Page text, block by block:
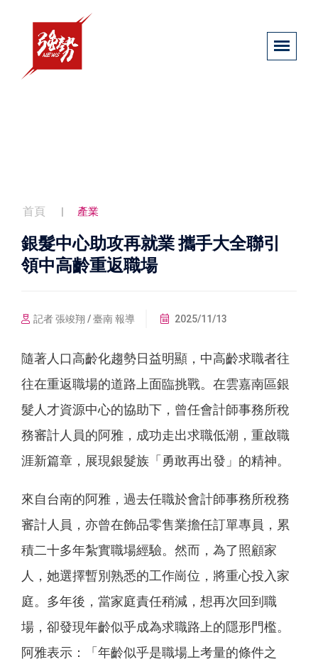
首頁 產業
銀髮中心助攻再就業 攜手大全聯引
領中高齡重返職場
記者 張竣翔 / 臺南 報導 2025/11/13
隨著人口高齡化趨勢日益明顯，中高齡求職者往
往在重返職場的道路上面臨挑戰。在雲嘉南區銀
髮人才資源中心的協助下，曾任會計師事務所稅
務審計人員的阿雅，成功走出求職低潮，重啟職
涯新篇章，展現銀髮族「勇敢再出發」的精神。
來自台南的阿雅，過去任職於會計師事務所稅務
審計人員，亦曾在飾品零售業擔任訂單專員，累
積二十多年紮實職場經驗。然而，為了照顧家
人，她選擇暫別熟悉的工作崗位，將重心投入家
庭。多年後，當家庭責任稍減，想再次回到職
場，卻發現年齡似乎成為求職路上的隱形門檻。
阿雅表示：「年齡似乎是職場上考量的條件之